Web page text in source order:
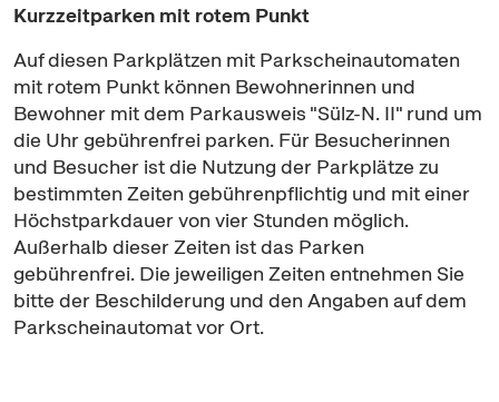
Kurzzeitparken mit rotem Punkt
Auf diesen Parkplätzen mit Parkscheinautomaten
mit rotem Punkt können Bewohnerinnen und
Bewohner mit dem Parkausweis "Sülz-N. II" rund um
die Uhr gebührenfrei parken. Für Besucherinnen
und Besucher ist die Nutzung der Parkplätze zu
bestimmten Zeiten gebührenpflichtig und mit einer
Höchstparkdauer von vier Stunden möglich.
Außerhalb dieser Zeiten ist das Parken
gebührenfrei. Die jeweiligen Zeiten entnehmen Sie
bitte der Beschilderung und den Angaben auf dem
Parkscheinautomat vor Ort.